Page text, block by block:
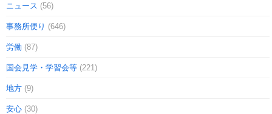
ニュース (56)
事務所便り (646)
労働 (87)
国会見学・学習会等 (221)
地方 (9)
安心 (30)